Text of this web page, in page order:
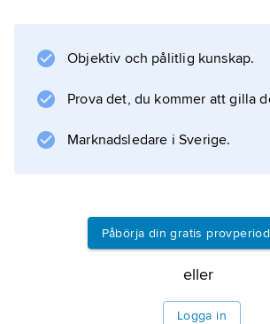
små, eftersom hjärnan misstolkar
verkligheten gör. Mikropsi
då vätska samlas under gula
näthinnan; hjärnan felbedömer
Information om artikeln
Objektiv och pålitlig kunskap.
Prova det, du kommer att gilla
Marknadsledare i Sverige.
Påbörja din gratis provperiod
eller
Logga in